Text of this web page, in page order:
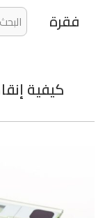
فقرة
كيفية